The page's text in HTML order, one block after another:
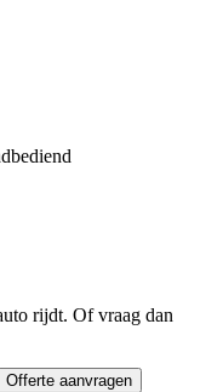
rijdt. Of vraag dan
Offerte aanvragen